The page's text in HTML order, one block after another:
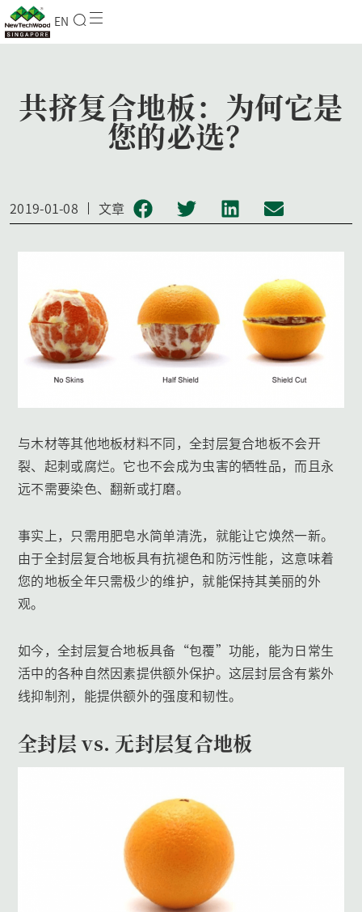
EN
共挤复合地板：为何它是
您的必选？
2019-01-08 文章
与木材等其他地板材料不同，全封层复合地板不会开
裂、起刺或腐烂。它也不会成为虫害的牺牲品，而且永
远不需要染色、翻新或打磨。
事实上，只需用肥皂水简单清洗，就能让它焕然一新。
由于全封层复合地板具有抗褪色和防污性能，这意味着
您的地板全年只需极少的维护，就能保持其美丽的外
观。
如今，全封层复合地板具备“包覆”功能，能为日常生
活中的各种自然因素提供额外保护。这层封层含有紫外
线抑制剂，能提供额外的强度和韧性。
全封层 vs. 无封层复合地板